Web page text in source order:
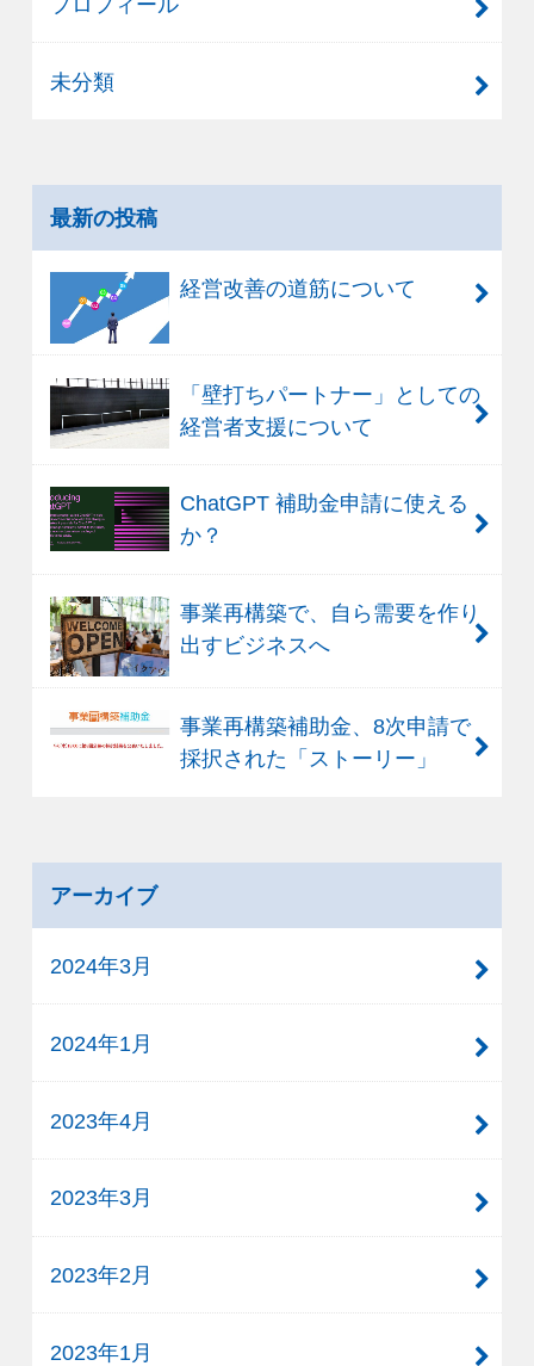
未分類
最新の投稿
経営改善の道筋について
「壁打ちパートナー」としての
経営者支援について
ChatGPT 補助金申請に使える
か？
事業再構築で、自ら需要を作り
出すビジネスへ
事業再構築補助金、8次申請で
採択された「ストーリー」
アーカイブ
2024年3月
2024年1月
2023年4月
2023年3月
2023年2月
2023年1月